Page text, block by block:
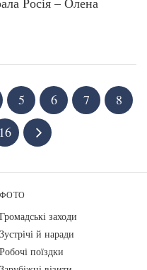
5 6 7
8
16
ФОТО
Громадські заходи
Зустрічі й наради
Робочі поїздки